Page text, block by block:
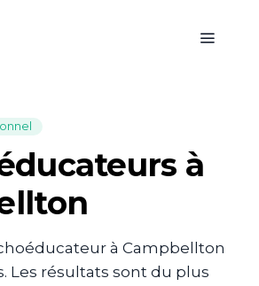
à
à Campbellton
Les résultats sont du plus